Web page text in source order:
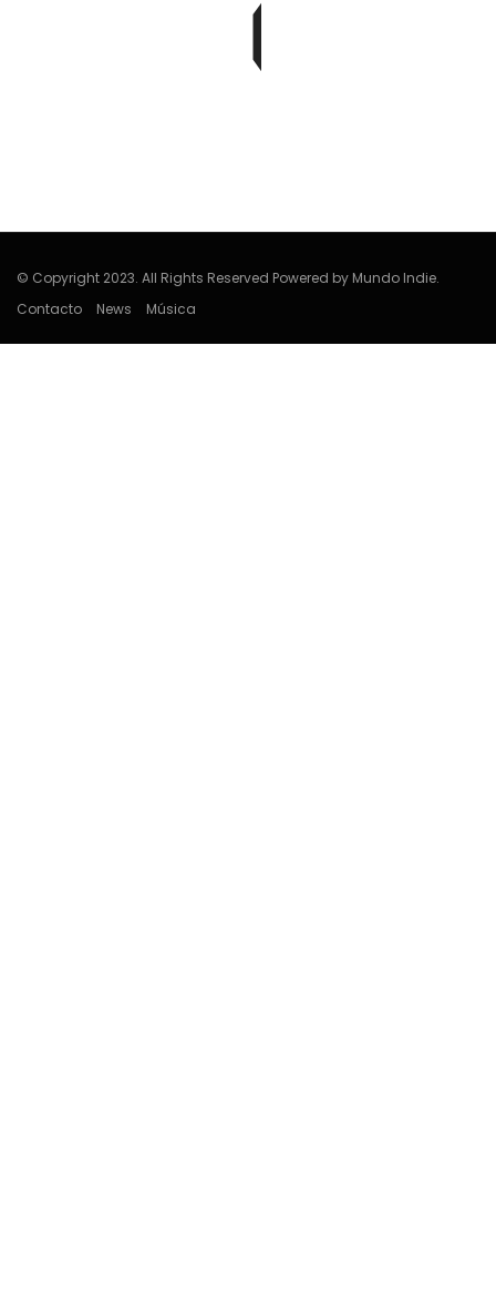
Edwin Jimenez
© Copyright 2023. All Rights Reserved Powered by Mundo Indie.
Contacto
News Música